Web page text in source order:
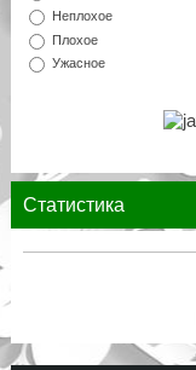
Неплохое
Плохое
Ужасное
Статистика